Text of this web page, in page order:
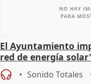
El Ayuntamiento
red de energía
autoconsumo
Sonido Totales